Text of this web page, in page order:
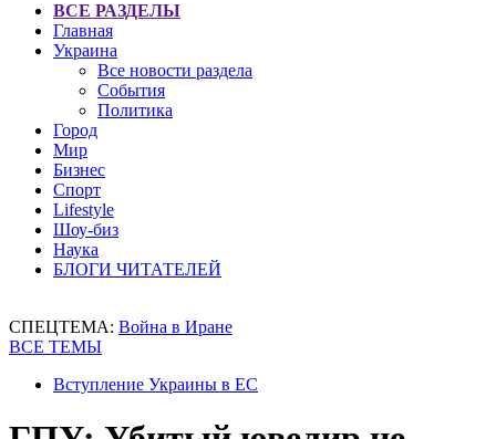
ВСЕ РАЗДЕЛЫ
Главная
Украина
Все новости раздела
События
Политика
Город
Мир
Бизнес
Спорт
Lifestyle
Шоу-биз
Наука
БЛОГИ ЧИТАТЕЛЕЙ
СПЕЦТЕМА: Война в Иране
ВСЕ ТЕМЫ
Вступление Украины в ЕС